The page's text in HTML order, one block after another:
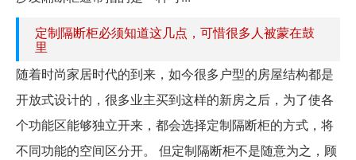
定制隔断柜必须知道这几点，可惜很多人被蒙在鼓
里
随着时尚家居时代的到来，如今很多户型的房屋结构都是
开放式设计的，很多业主买到这样的新房之后，为了使各
个功能区能够独立开来，都会选择定制隔断柜的方式，将
不同功能的空间区分开。 但定制隔断柜不是随意为之，顾